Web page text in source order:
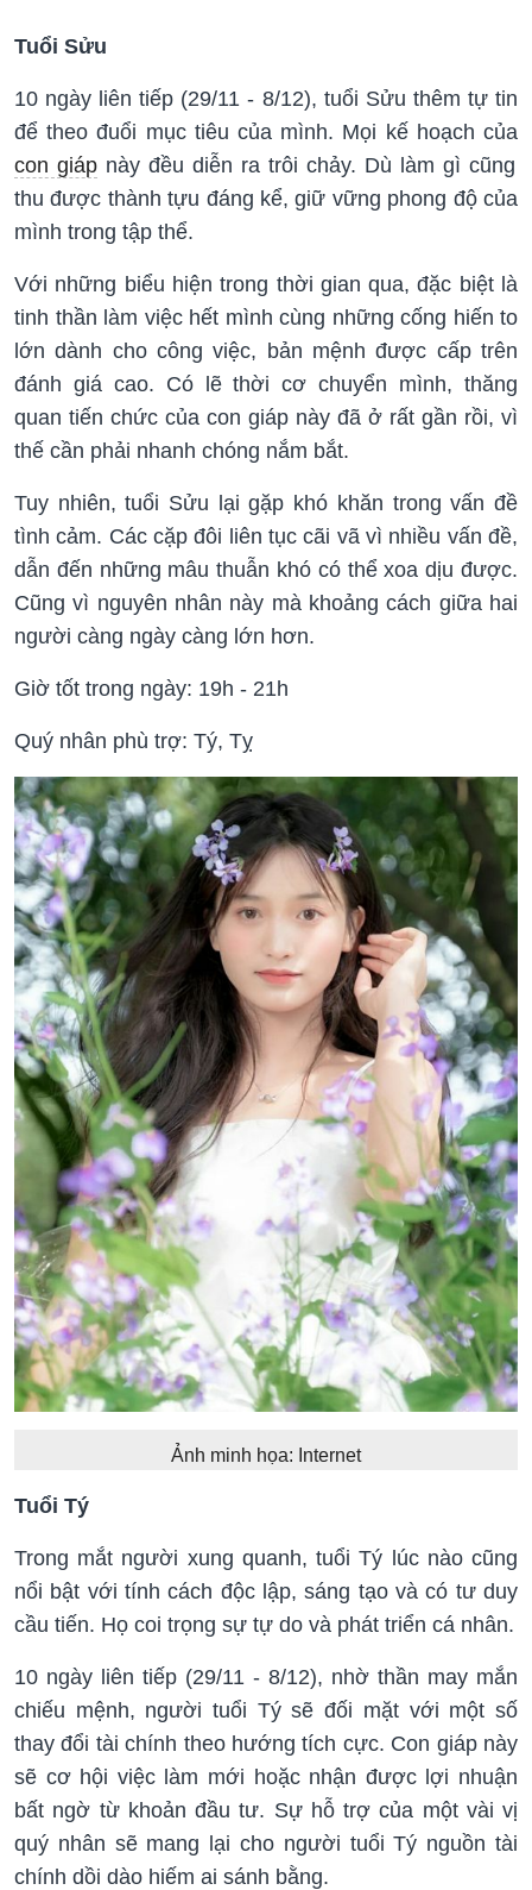
Tuổi Sửu
10 ngày liên tiếp (29/11 - 8/12), tuổi Sửu thêm tự tin
để theo đuổi mục tiêu của mình. Mọi kế hoạch của
con giáp này đều diễn ra trôi chảy. Dù làm gì cũng
thu được thành tựu đáng kể, giữ vững phong độ của
mình trong tập thể.
Với những biểu hiện trong thời gian qua, đặc biệt là
tinh thần làm việc hết mình cùng những cống hiến to
lớn dành cho công việc, bản mệnh được cấp trên
đánh giá cao. Có lẽ thời cơ chuyển mình, thăng
quan tiến chức của con giáp này đã ở rất gần rồi, vì
thế cần phải nhanh chóng nắm bắt.
Tuy nhiên, tuổi Sửu lại gặp khó khăn trong vấn đề
tình cảm. Các cặp đôi liên tục cãi vã vì nhiều vấn đề,
dẫn đến những mâu thuẫn khó có thể xoa dịu được.
Cũng vì nguyên nhân này mà khoảng cách giữa hai
người càng ngày càng lớn hơn.
Giờ tốt trong ngày: 19h - 21h
Quý nhân phù trợ: Tý, Tỵ
Ảnh minh họa: Internet
Tuổi Tý
Trong mắt người xung quanh, tuổi Tý lúc nào cũng
nổi bật với tính cách độc lập, sáng tạo và có tư duy
cầu tiến. Họ coi trọng sự tự do và phát triển cá nhân.
10 ngày liên tiếp (29/11 - 8/12), nhờ thần may mắn
chiếu mệnh, người tuổi Tý sẽ đối mặt với một số
thay đổi tài chính theo hướng tích cực. Con giáp này
sẽ cơ hội việc làm mới hoặc nhận được lợi nhuận
bất ngờ từ khoản đầu tư. Sự hỗ trợ của một vài vị
quý nhân sẽ mang lại cho người tuổi Tý nguồn tài
chính dồi dào hiếm ai sánh bằng.